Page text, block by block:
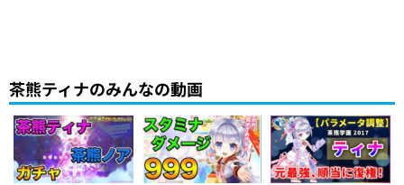
茶熊ティナのみんなの動画